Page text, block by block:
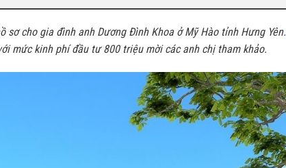
cho gia đình anh Dương Đình Khoa ở Mỹ Hào tỉnh Hưng Yên.
mức kinh phí đầu tư 800 triệu mời các anh chị tham khảo.